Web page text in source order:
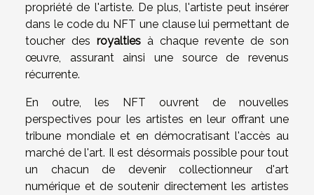
propriété de l'artiste. De plus, l'artiste peut insérer
dans le code du NFT une clause lui permettant de
toucher des royalties à chaque revente de son
œuvre, assurant ainsi une source de revenus
récurrente.
En outre, les NFT ouvrent de nouvelles
perspectives pour les artistes en leur offrant une
tribune mondiale et en démocratisant l'accès au
marché de l'art. Il est désormais possible pour tout
un chacun de devenir collectionneur d'art
numérique et de soutenir directement les artistes